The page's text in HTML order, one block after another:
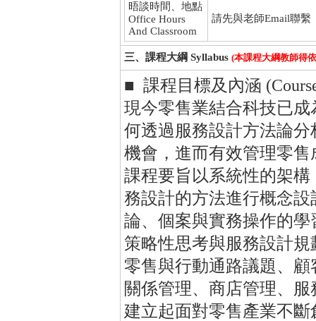
晤談時間、地點
Office Hours
And Classroom
請先與老師Email聯繫
三、課程大綱 Syllabus (本課程大綱教師得
■ 課程目標及內涵
現今零售業結合科技已
何透過服務設計方法論
機會，進而有效管理零
課程要旨以系統性的架
務設計的方法進行概念
論、個案與實務操作的
策略性思考與服務設計
零售與行動通路議題、
關係管理、商店管理、
建立起面對零售產業不